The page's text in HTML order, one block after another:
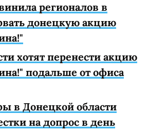
регионалов в
донецкую акцию
хотят перенести акцию
подальше от офиса
в Донецкой области
на допрос в день